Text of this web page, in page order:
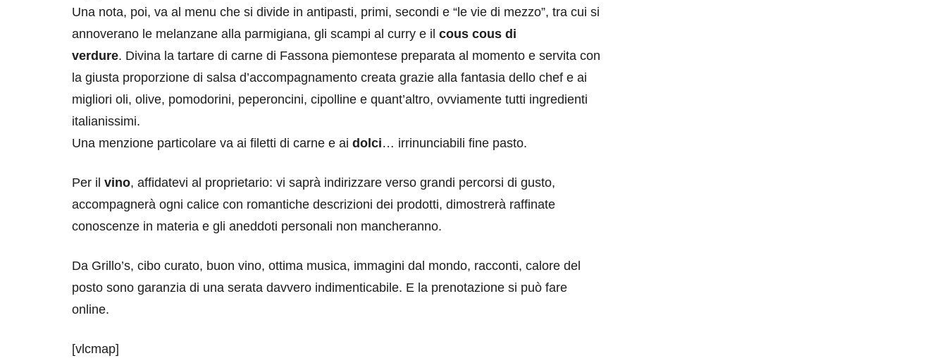
Una nota, poi, va al menu che si divide in antipasti, primi, secondi e “le vie di mezzo”, tra cui si
annoverano le melanzane alla parmigiana, gli scampi al curry e il cous cous di
verdure. Divina la tartare di carne di Fassona piemontese preparata al momento e servita con
la giusta proporzione di salsa d’accompagnamento creata grazie alla fantasia dello chef e ai
migliori oli, olive, pomodorini, peperoncini, cipolline e quant’altro, ovviamente tutti ingredienti
italianissimi.
Una menzione particolare va ai filetti di carne e ai dolci… irrinunciabili fine pasto.
Per il vino, affidatevi al proprietario: vi saprà indirizzare verso grandi percorsi di gusto,
accompagnerà ogni calice con romantiche descrizioni dei prodotti, dimostrerà raffinate
conoscenze in materia e gli aneddoti personali non mancheranno.
Da Grillo’s, cibo curato, buon vino, ottima musica, immagini dal mondo, racconti, calore del
posto sono garanzia di una serata davvero indimenticabile. E la prenotazione si può fare
online.
[vlcmap]